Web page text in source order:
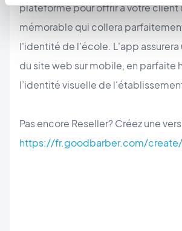
plateforme pour offrir à votre client
mémorable qui collera
l'identité de l'école. L'app assurera
du site web sur mobile, en parfaite
l’identité visuelle de
Pas encore Reseller? Créez une
https://fr.goodbarber.com/